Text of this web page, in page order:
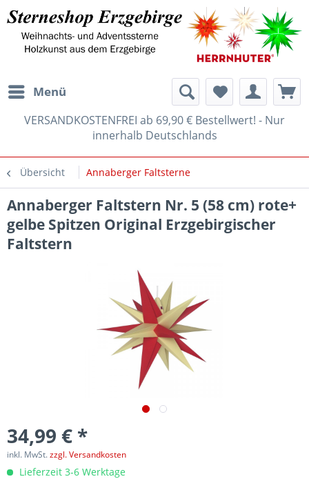
Menü
VERSANDKOSTENFREI ab 69,90 € Bestellwert! - Nur
innerhalb Deutschlands
Übersicht Annaberger Faltsterne
Annaberger Faltstern Nr. 5 (58 cm) rote+
gelbe Spitzen Original Erzgebirgischer
Faltstern
34,99 € *
inkl. MwSt.zzgl. Versandkosten
Lieferzeit 3-6 Werktage